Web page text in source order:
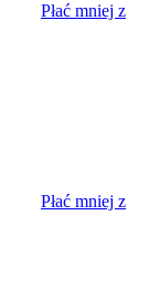
Płać mniej z
Płać mniej z